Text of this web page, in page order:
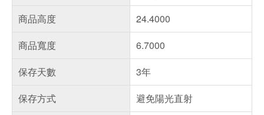
商品高度
24.4000
商品寬度
6.7000
保存天數
3年
保存方式
避免陽光直射